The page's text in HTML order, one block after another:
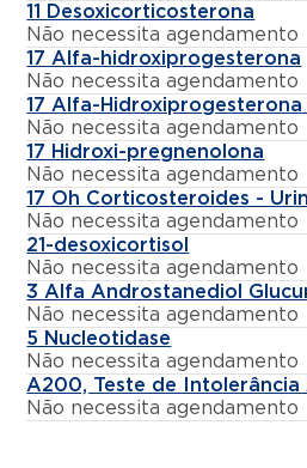
11 Desoxicorticosterona
Não necessita agendamento
17 Alfa-hidroxiprogesterona
Não necessita agendamento
17 Alfa-Hidroxiprogesterona
Não necessita agendamento
17 Hidroxi-pregnenolona
Não necessita agendamento
17 Oh Corticosteroides -
Não necessita agendamento
21-desoxicortisol
Não necessita agendamento
3 Alfa Androstanediol
Não necessita agendamento
5 Nucleotidase
Não necessita agendamento
A200, Teste de
Não necessita agendamento